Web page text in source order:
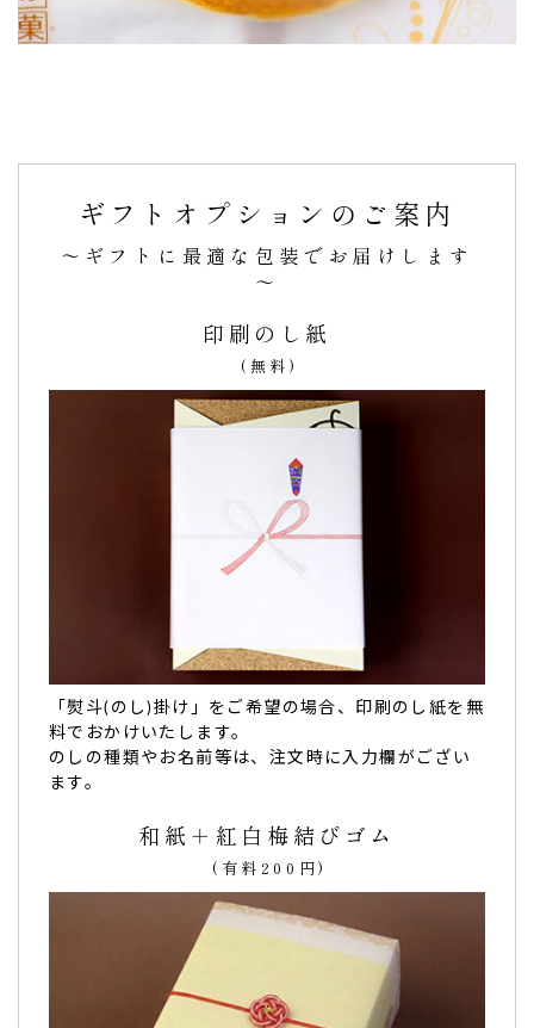
ギフトオプションのご案内
～ギフトに最適な包装でお届けします
～
印刷のし紙
(無料)
「熨斗(のし)掛け」をご希望の場合、印刷のし紙を無
料でおかけいたします。
のしの種類やお名前等は、注文時に入力欄がござい
ます。
和紙＋紅白梅結びゴム
(有料200円)